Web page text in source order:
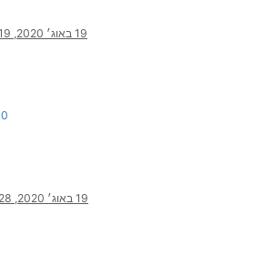
19 באוג׳ 2020, 14:19
0
19 באוג׳ 2020, 14:28